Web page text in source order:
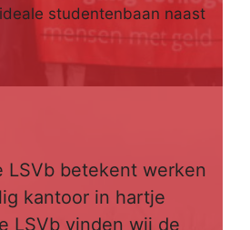
studentenbaan naast
LSVb betekent werken
kantoor in hartje
LSVb vinden wij de